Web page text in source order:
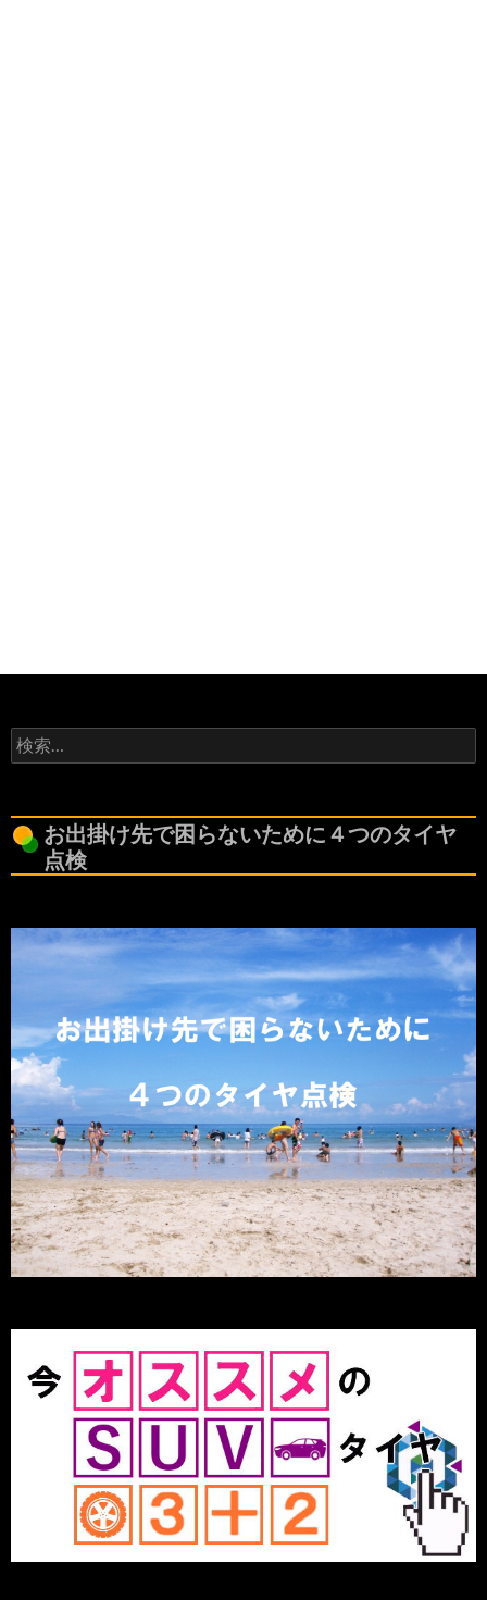
検
索:
お出掛け先で困らないために４つのタイヤ
点検